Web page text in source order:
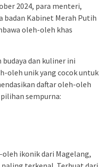
2024, para menteri,
badan Kabinet Merah Putih
oleh-oleh khas
dan kuliner ini
oleh unik yang cocok untuk
daftar oleh-oleh
sempurna:
ikonik dari Magelang,